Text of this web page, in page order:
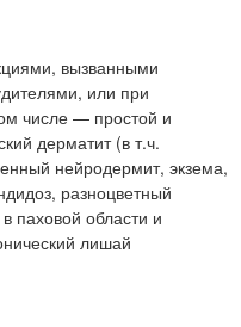
вызванными
или при
числе — простой и
дерматит (в т.ч.
нейродермит, экзема,
разноцветный
паховой области и
лишай